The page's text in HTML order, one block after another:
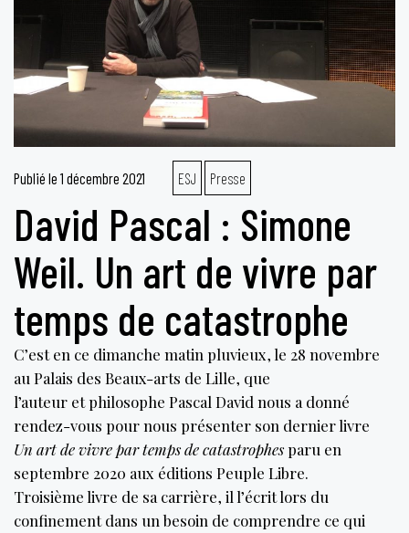
Publié le 1 décembre 2021 ESJ Presse
David Pascal : Simone
Weil. Un art de vivre par
temps de catastrophe
C’est en ce dimanche matin pluvieux, le 28 novembre
au Palais des Beaux-arts de Lille, que
l’auteur et philosophe Pascal David nous a donné
rendez-vous pour nous présenter son dernier livre
Un art de vivre par temps de catastrophes paru en
septembre 2020 aux éditions Peuple Libre.
Troisième livre de sa carrière, il l’écrit lors du
confinement dans un besoin de comprendre ce qui